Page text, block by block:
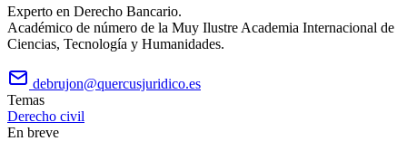
Experto en Derecho Bancario.
Académico de número de la Muy Ilustre Academia Internacional de
Ciencias, Tecnología y Humanidades.
debrujon@quercusjuridico.es
Temas
Derecho civil
En breve